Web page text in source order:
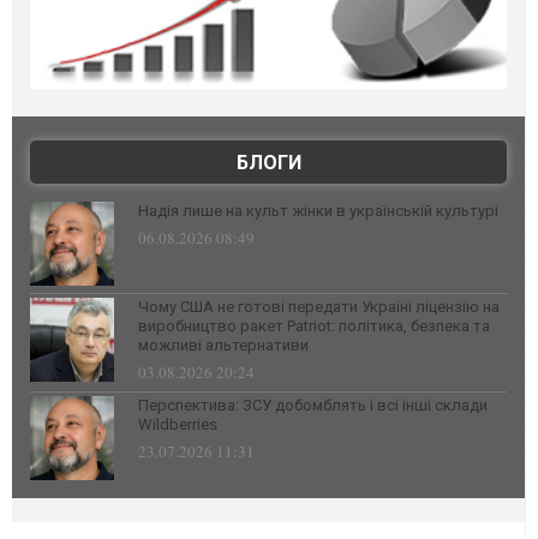
БЛОГИ
Надія лише на культ жінки в українській культурі
06.08.2026 08:49
Чому США не готові передати Україні ліцензію на
виробництво ракет Patriot: політика, безпека та
можливі альтернативи
03.08.2026 20:24
Перспектива: ЗСУ добомблять і всі інші склади
Wildberries
23.07.2026 11:31